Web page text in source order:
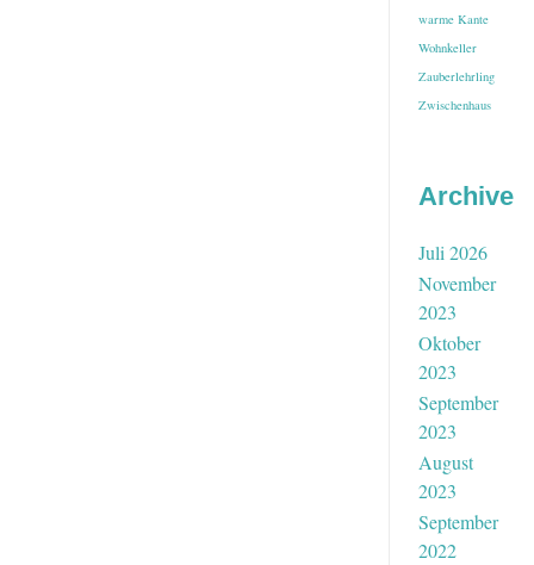
warme Kante
Wohnkeller
Zauberlehrling
Zwischenhaus
Archive
Juli 2026
November
2023
Oktober
2023
September
2023
August
2023
September
2022